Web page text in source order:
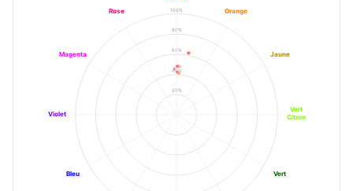
20%
40%
60%
80%
100% Orange
Jaune
Vert
Citron
Vert
Bleu
Violet
Magenta
Rose